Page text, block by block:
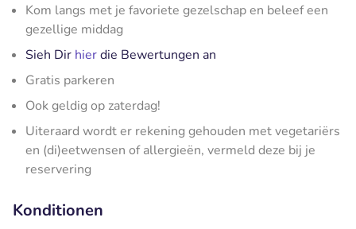
Kom langs met je favoriete gezelschap en beleef een
gezellige middag
Sieh Dir hierdie Bewertungen an
Gratis parkeren
Ook geldig op zaterdag!
Uiteraard wordt er rekening gehouden met vegetariërs
en (di)eetwensen of allergieën, vermeld deze bij je
reservering
Konditionen